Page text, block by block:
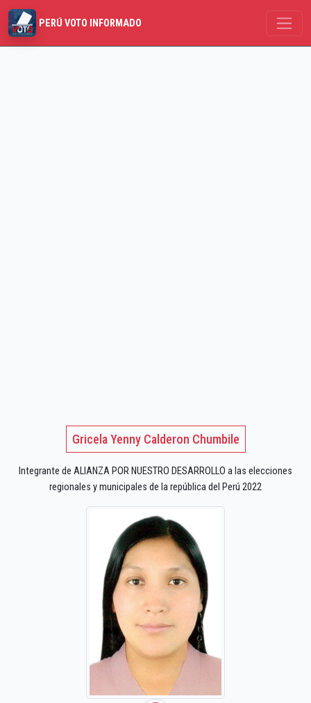
PERÚ VOTO INFORMADO
Gricela Yenny Calderon Chumbile
Integrante de ALIANZA POR NUESTRO DESARROLLO a las elecciones
regionales y municipales de la república del Perú 2022